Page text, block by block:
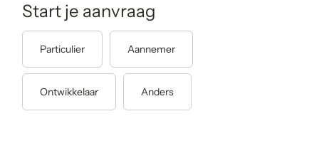
Start je aanvraag
a
Particulier Aannemer
Ontwikkelaar Anders